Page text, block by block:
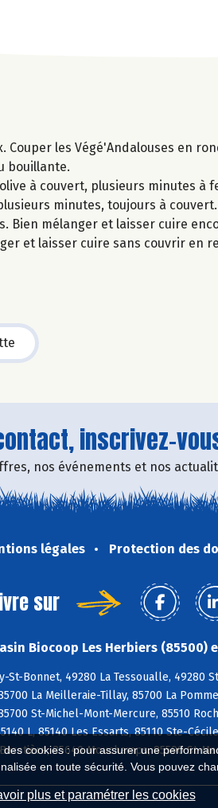
cookies : pour assurer une
en toute sécurité. Vous pouvez
plus et paramétrer les cookies
Couper les Végé'Andalouses en
bouillante.
à couvert, plusieurs minutes à
minutes, toujours à
Bien mélanger et laisser cuire
et laisser cuire sans couvrir en
inscrivez-
nos événements et nos
légales Protection des
sur
Biocoop Les Herbiers (85500)
St-Bonnet, 49280 La Tessoualle, 49280
La Meilleraie-Tillay, 85700 La
St-Michel-Mont-Mercure, 85510
L, 85140 Les Essarts, 85110 Ste-
85640 Mouchamps, 85590 St-